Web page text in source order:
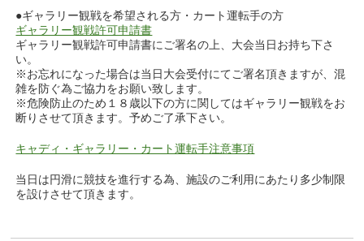
●ギャラリー観戦を希望される方・カート運転手の方
ギャラリー観戦許可申請書
ギャラリー観戦許可申請書にご署名の上、大会当日お持ち下さ
い。
※お忘れになった場合は当日大会受付にてご署名頂きますが、混
雑を防ぐ為ご協力をお願い致します。
※危険防止のため１８歳以下の方に関してはギャラリー観戦をお
断りさせて頂きます。予めご了承下さい。
キャディ・ギャラリー・カート運転手注意事項
当日は円滑に競技を進行する為、施設のご利用にあたり多少制限
を設けさせて頂きます。